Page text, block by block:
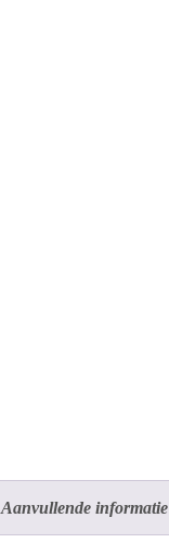
Aanvullende informatie